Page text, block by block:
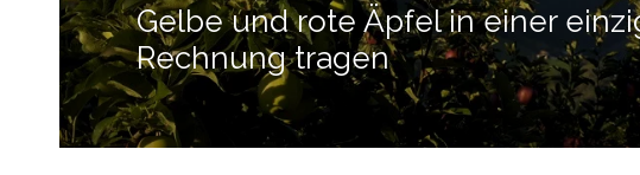
Gelbe und rote Äpfel in einer
Rechnung tragen